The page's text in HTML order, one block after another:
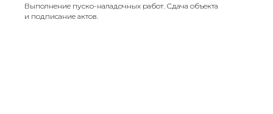
Выполнение пуско-наладочных работ. Сдача объекта
и подписание актов.